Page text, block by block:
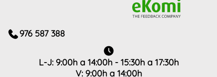
976 587 388
L-J: 9:00h a 14:00h - 15:30h a 17:30h
V: 9:00h a 14:00h